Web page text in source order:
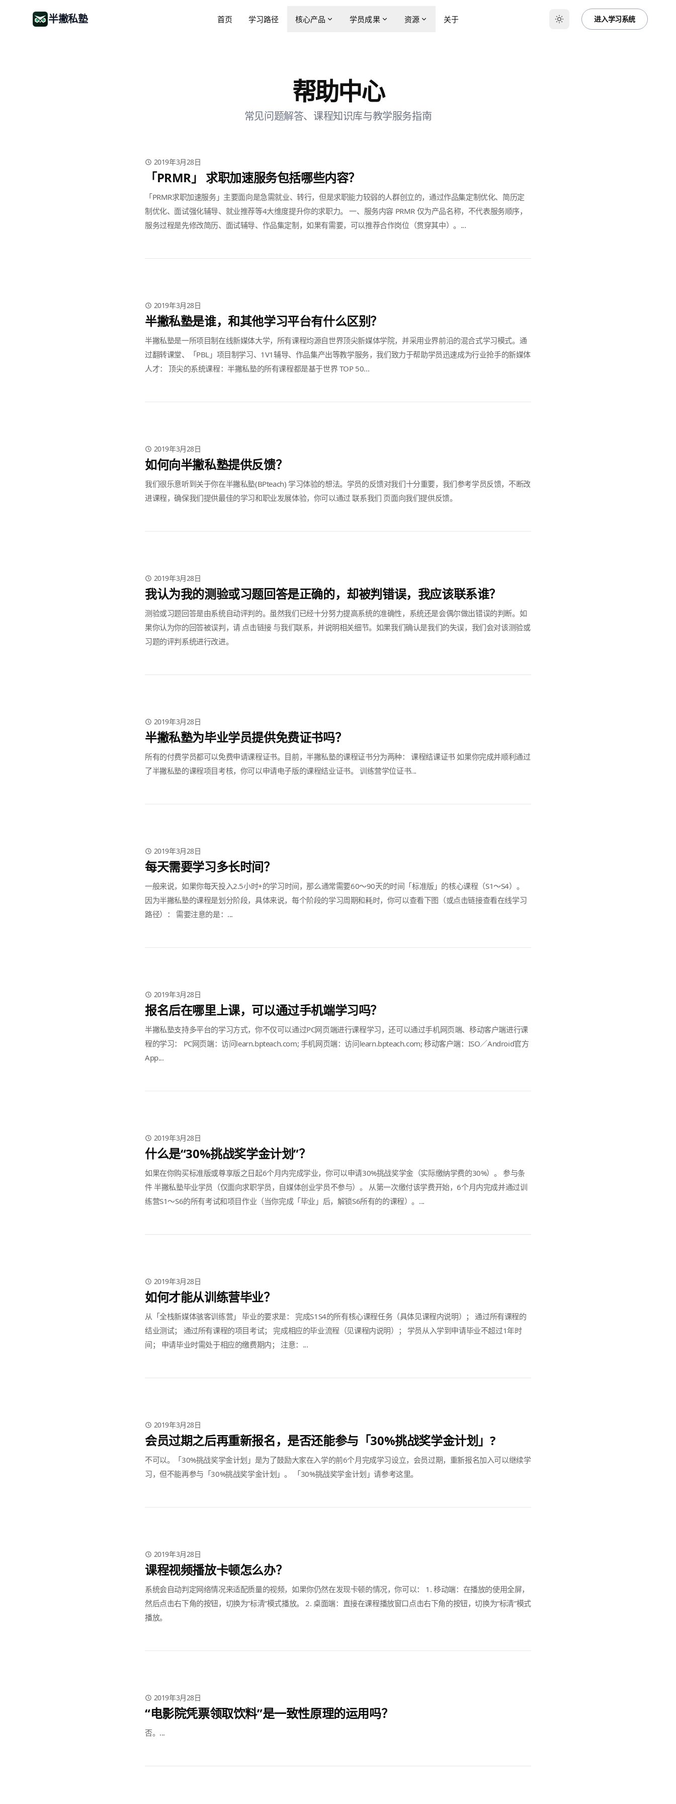
半撇私塾 首页 学习路径 核心产品 学员成果 资源 关于 进入学习系统
帮助中心
常见问题解答、课程知识库与教学服务指南
2019年3月28日
「PRMR」 求职加速服务包括哪些内容？
「PRMR求职加速服务」主要面向是急需就业、转行，但是求职能力较弱的人群创立的，通过作品集定制优化、简历定
制优化、面试强化辅导、就业推荐等4大维度提升你的求职力。 一、服务内容 PRMR 仅为产品名称，不代表服务顺序，
服务过程是先修改简历、面试辅导、作品集定制，如果有需要，可以推荐合作岗位（贯穿其中）。...
2019年3月28日
半撇私塾是谁，和其他学习平台有什么区别？
半撇私塾是一所项目制在线新媒体大学，所有课程均源自世界顶尖新媒体学院，并采用业界前沿的混合式学习模式。通
过翻转课堂、「PBL」项目制学习、1V1辅导、作品集产出等教学服务，我们致力于帮助学员迅速成为行业抢手的新媒体
人才： 顶尖的系统课程：半撇私塾的所有课程都是基于世界 TOP 50...
2019年3月28日
如何向半撇私塾提供反馈？
我们很乐意听到关于你在半撇私塾(BPteach) 学习体验的想法。学员的反馈对我们十分重要，我们参考学员反馈，不断改
进课程，确保我们提供最佳的学习和职业发展体验，你可以通过 联系我们 页面向我们提供反馈。
2019年3月28日
我认为我的测验或习题回答是正确的，却被判错误，我应该联系谁？
测验或习题回答是由系统自动评判的。虽然我们已经十分努力提高系统的准确性，系统还是会偶尔做出错误的判断。如
果你认为你的回答被误判，请 点击链接 与我们联系，并说明相关细节。如果我们确认是我们的失误，我们会对该测验或
习题的评判系统进行改进。
2019年3月28日
半撇私塾为毕业学员提供免费证书吗？
所有的付费学员都可以免费申请课程证书。目前，半撇私塾的课程证书分为两种： 课程结课证书 如果你完成并顺利通过
了半撇私塾的课程项目考核，你可以申请电子版的课程结业证书。 训练营学位证书...
2019年3月28日
每天需要学习多长时间？
一般来说，如果你每天投入2.5小时+的学习时间，那么通常需要60～90天的时间「标准版」的核心课程（S1～S4）。
因为半撇私塾的课程是划分阶段，具体来说，每个阶段的学习周期和耗时，你可以查看下图（或点击链接查看在线学习
路径）： 需要注意的是：...
2019年3月28日
报名后在哪里上课，可以通过手机端学习吗？
半撇私塾支持多平台的学习方式，你不仅可以通过PC网页端进行课程学习，还可以通过手机网页端、移动客户端进行课
程的学习： PC网页端：访问learn.bpteach.com; 手机网页端：访问learn.bpteach.com; 移动客户端：ISO／Android官方
App...
2019年3月28日
什么是“30%挑战奖学金计划”？
如果在你购买标准版或尊享版之日起6个月内完成学业，你可以申请30%挑战奖学金（实际缴纳学费的30%）。 参与条
件 半撇私塾毕业学员（仅面向求职学员，自媒体创业学员不参与）。 从第一次缴付该学费开始，6个月内完成并通过训
练营S1～S6的所有考试和项目作业（当你完成「毕业」后，解锁S6所有的的课程）。...
2019年3月28日
如何才能从训练营毕业？
从「全栈新媒体骇客训练营」 毕业的要求是： 完成S1S4的所有核心课程任务（具体见课程内说明）； 通过所有课程的
结业测试； 通过所有课程的项目考试； 完成相应的毕业流程（见课程内说明）； 学员从入学到申请毕业不超过1年时
间； 申请毕业时需处于相应的缴费期内； 注意：...
2019年3月28日
会员过期之后再重新报名，是否还能参与「30%挑战奖学金计划」?
不可以。「30%挑战奖学金计划」是为了鼓励大家在入学的前6个月完成学习设立，会员过期，重新报名加入可以继续学
习，但不能再参与「30%挑战奖学金计划」。 「30%挑战奖学金计划」请参考这里。
2019年3月28日
课程视频播放卡顿怎么办？
系统会自动判定网络情况来适配质量的视频，如果你仍然在发现卡顿的情况，你可以： 1. 移动端：在播放的使用全屏，
然后点击右下角的按钮，切换为“标清”模式播放。 2. 桌面端：直接在课程播放窗口点击右下角的按钮，切换为“标清”模式
播放。
2019年3月28日
“电影院凭票领取饮料”是一致性原理的运用吗？
否。...